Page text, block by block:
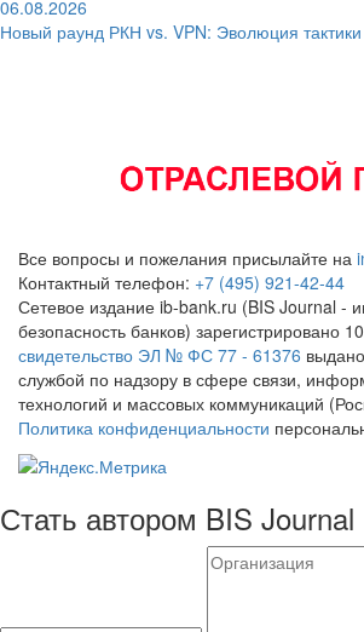
06.08.2026
Новый раунд РКН vs. VPN: Эволюция
Все вопросы и пожелания присылайте на
Контактный телефон: +7 (495) 921-42-44
Сетевое издание ib-bank.ru (BIS Journal -
безопасность банков) зарегистрировано
свидетельство ЭЛ № ФС 77 - 61376
службой по надзору в сфере связи,
технологий и массовых коммуникаций
Политика конфиденциальности
Стать автором BIS Journal